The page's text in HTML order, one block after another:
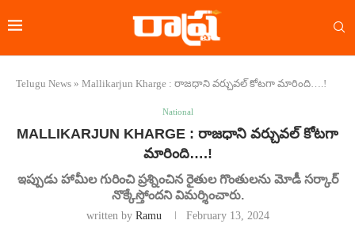
Telugu News » Mallikarjun Kharge : రాజధాని వర్చువల్ కోటగా మారింది….!
National
MALLIKARJUN KHARGE : రాజధాని వర్చువల్ కోటగా
మారింది….!
ఇప్పుడు హామీల గురించి ప్రశ్నించిన రైతుల గొంతులను మోడీ సర్కార్
నొక్కేస్తోందని విమర్శించారు.
written by Ramu February 13, 2024